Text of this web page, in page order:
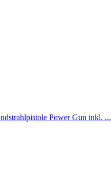
Power Gun inkl. ...